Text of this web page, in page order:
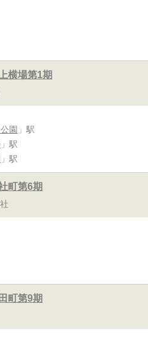
横場第1期
園 」駅
」駅
」駅
町第6期
町第9期